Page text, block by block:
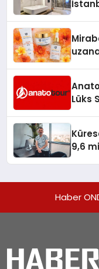
Lüks
9,6
Haber